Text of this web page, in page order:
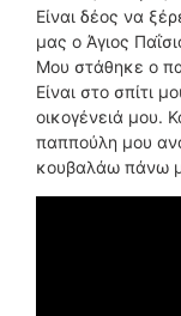
Είναι δέος να
μας ο Άγιος
Μου στάθηκε ο
Είναι στο σπίτι
οικογένειά μου.
παππούλη μου
κουβαλάω πάνω